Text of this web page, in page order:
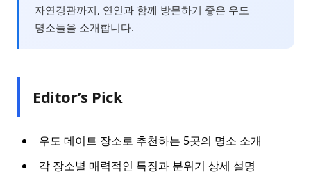
자연경관까지, 연인과 함께 방문하기 좋은 우도
명소들을 소개합니다.
Editor’s Pick
우도 데이트 장소로 추천하는 5곳의 명소 소개
각 장소별 매력적인 특징과 분위기 상세 설명